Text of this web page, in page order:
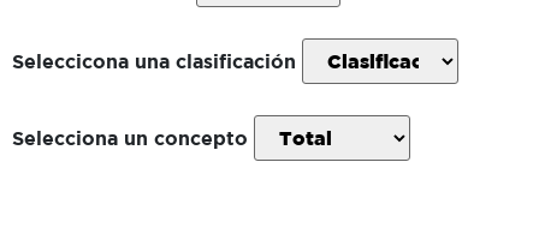
Seleccicona una clasificación
Selecciona un concepto